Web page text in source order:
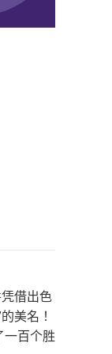
借出色
美名！
一百个胜